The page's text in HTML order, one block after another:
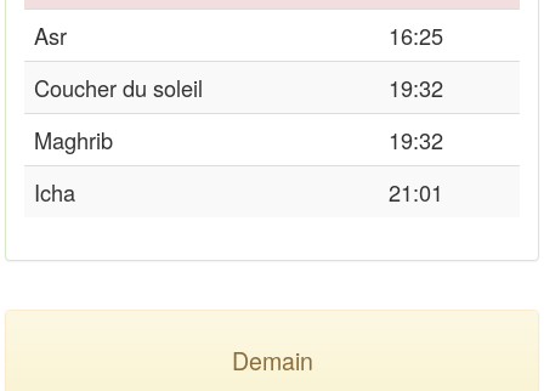
Asr
16:25
Coucher du soleil
19:32
Maghrib
19:32
Icha
21:01
Demain